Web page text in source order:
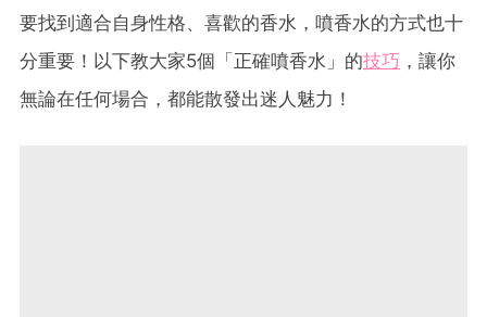
要找到適合自身性格、喜歡的香水，噴香水的方式也十
分重要！以下教大家5個「正確噴香水」的技巧 ，讓你
無論在任何場合，都能散發出迷人魅力！